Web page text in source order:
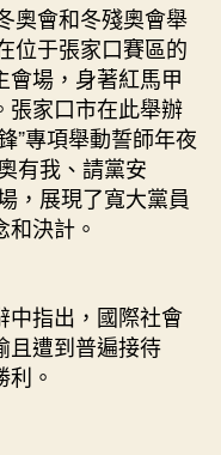
奧會和冬殘奧會舉
位于張家口賽區的
會場，身著紅馬甲
張家口市在此舉辦
專項舉動誓師年夜
有我、請黨安
，展現了寬大黨員
決計。
中指出，國際社會
且遭到普遍接待
。